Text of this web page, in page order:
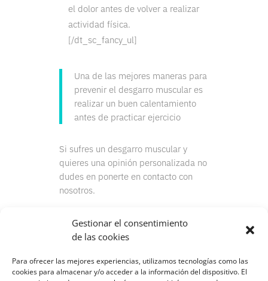
Gestionar el consentimiento
de las cookies
Para ofrecer las mejores experiencias, utilizamos tecnologías como las
cookies para almacenar y/o acceder a la información del dispositivo. El
el dolor antes de volver a realizar
actividad física.
[/dt_sc_fancy_ul]
Una de las mejores maneras para
prevenir el desgarro muscular es
realizar un buen calentamiento
antes de practicar ejercicio
Si sufres un desgarro muscular y
quieres una opinión personalizada no
dudes en ponerte en contacto con
nosotros.